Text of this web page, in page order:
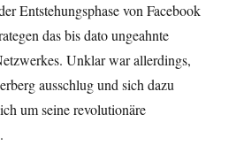
Entstehungsphase von Facebook
das bis dato ungeahnte
Unklar war allerdings,
ausschlug und sich dazu
um seine revolutionäre